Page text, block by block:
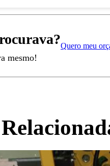
mesmo!
Quero meu